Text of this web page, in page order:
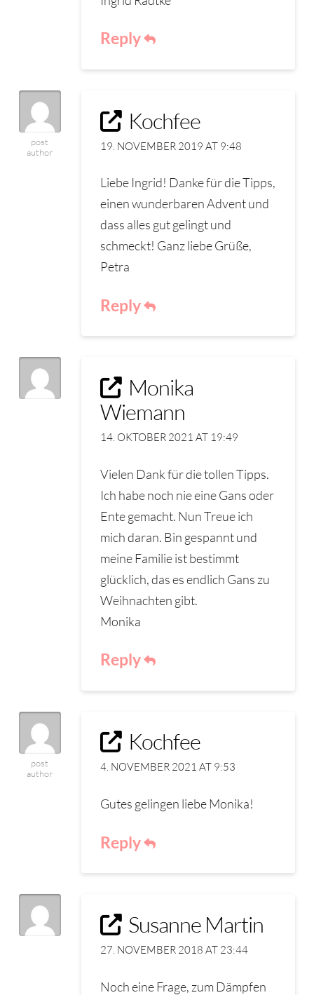
Reply
post
author
Kochfee
19. NOVEMBER 2019 AT 9:48
Liebe Ingrid! Danke für die Tipps,
einen wunderbaren Advent und
dass alles gut gelingt und
schmeckt! Ganz liebe Grüße,
Petra
Reply
Monika
Wiemann
14. OKTOBER 2021 AT 19:49
Vielen Dank für die tollen Tipps.
Ich habe noch nie eine Gans oder
Ente gemacht. Nun Treue ich
mich daran. Bin gespannt und
meine Familie ist bestimmt
glücklich, das es endlich Gans zu
Weihnachten gibt.
Monika
Reply
post
author
Kochfee
4. NOVEMBER 2021 AT 9:53
Gutes gelingen liebe Monika!
Reply
Susanne Martin
27. NOVEMBER 2018 AT 23:44
Noch eine Frage, zum Dämpfen